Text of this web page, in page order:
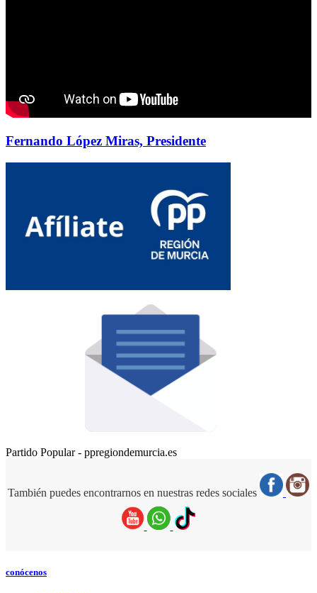
Fernando López Miras, Presidente
Partido Popular - ppregiondemurcia.es
También puedes encontrarnos en nuestras redes sociales
conócenos